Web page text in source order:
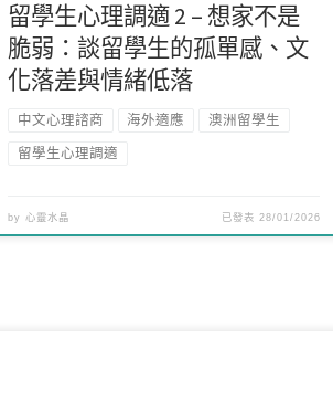
留學生心理調適 2 – 想家不是
脆弱：談留學生的孤單感、文
化落差與情緒低落
中文心理諮商 海外適應 澳洲留學生
留學生心理調適
by心靈水晶 已發表 28/01/2026